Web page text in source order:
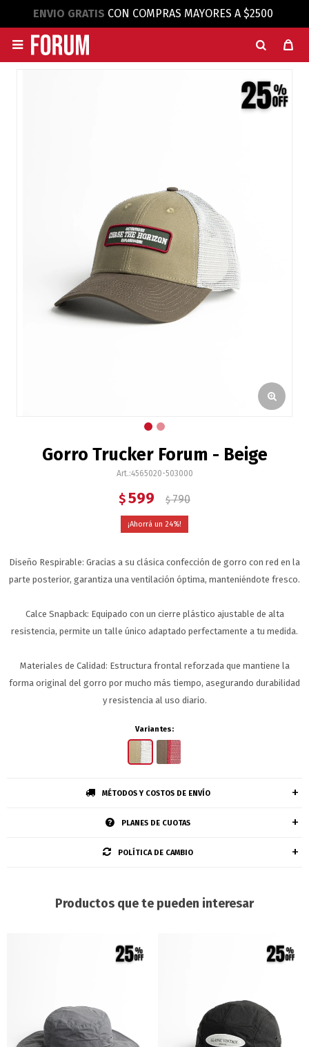
ENVIO GRATIS CON COMPRAS MAYORES A $2500

Gorro Trucker Forum - Beige
4565020-503000
$599 $ 790
24
Diseño Respirable: Gracias a su clásica confección de gorro con red en la
parte posterior, garantiza una ventilación óptima, manteniéndote fresco.
Calce Snapback: Equipado con un cierre plástico ajustable de alta
resistencia, permite un talle único adaptado perfectamente a tu medida.
Materiales de Calidad: Estructura frontal reforzada que mantiene la
forma original del gorro por mucho más tiempo, asegurando durabilidad
y resistencia al uso diario.
Variantes:
MÉTODOS Y COSTOS DE ENVÍO
PLANES DE CUOTAS
POLÍTICA DE CAMBIO
Productos que te pueden interesar